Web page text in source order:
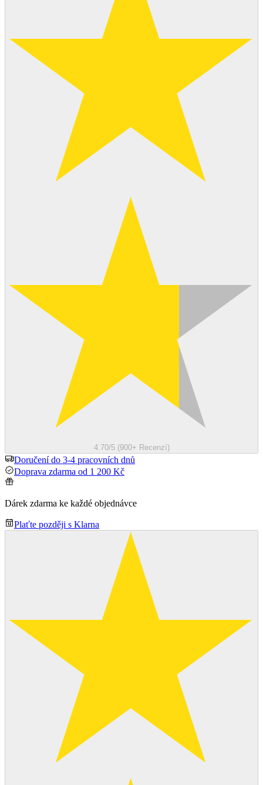
4.70/5 (900+ Recenzí)
Doručení do 3-4 pracovních dnů
Doprava zdarma od 1 200 Kč
Dárek zdarma ke každé objednávce
Plaťte později s Klarna